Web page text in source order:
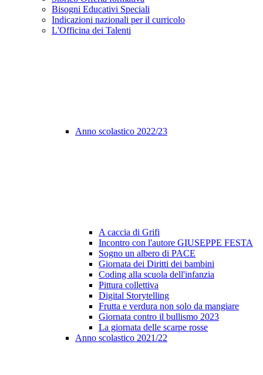
Bisogni Educativi Speciali
Indicazioni nazionali per il curricolo
L'Officina dei Talenti
Anno scolastico 2022/23
A caccia di Grifi
Incontro con l'autore GIUSEPPE FESTA
Sogno un albero di PACE
Giornata dei Diritti dei bambini
Coding alla scuola dell'infanzia
Pittura collettiva
Digital Storytelling
Frutta e verdura non solo da mangiare
Giornata contro il bullismo 2023
La giornata delle scarpe rosse
Anno scolastico 2021/22